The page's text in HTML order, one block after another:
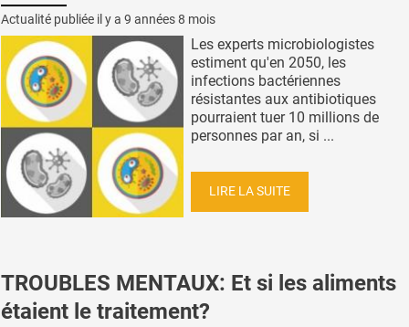
Actualité publiée il y a 9 années 8 mois
Les experts microbiologistes
estiment qu'en 2050, les
infections bactériennes
résistantes aux antibiotiques
pourraient tuer 10 millions de
personnes par an, si ...
LIRE LA SUITE
TROUBLES MENTAUX: Et si les aliments
étaient le traitement?